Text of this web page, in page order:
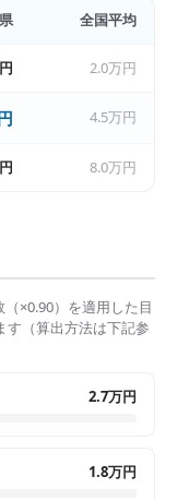
全国平均
2.0万円
4.5万円
8.0万円
（×0.90）を適用した目
す（算出方法は下記参
2.7万円
1.8万円